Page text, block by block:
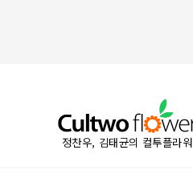
정찬우, 김태균의 컬투플라워